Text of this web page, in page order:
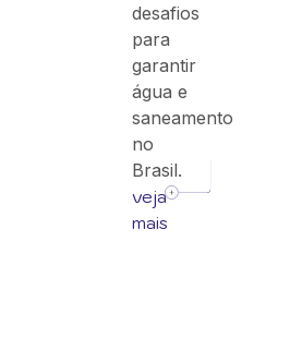
desafios
para
garantir
água e
saneamento
no
Brasil.
veja
mais